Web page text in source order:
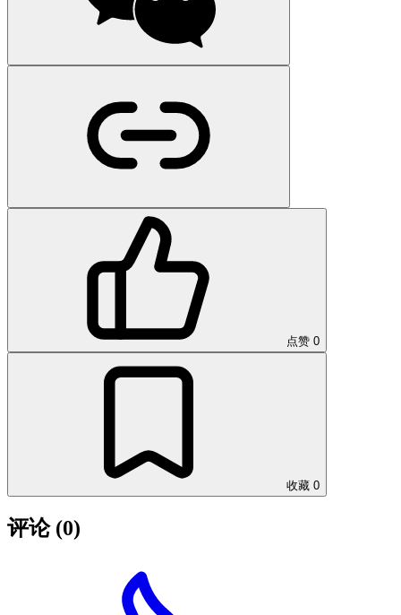
点赞 0
收藏 0
评论 (0)